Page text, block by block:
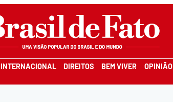
INTERNACIONAL DIREITOS BEM VIVER OPINIÃO